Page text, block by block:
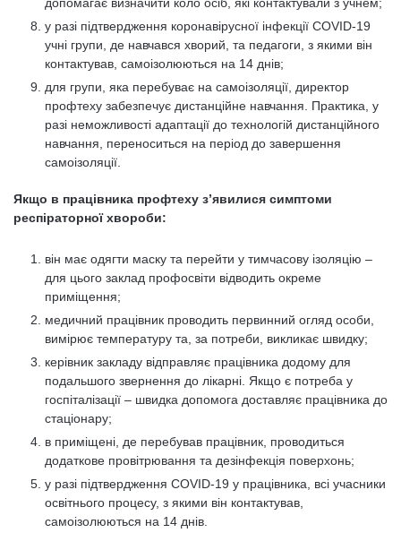
у разі підтвердження коронавірусної інфекції COVID-19
учні групи, де навчався хворий, та педагоги, з якими він
контактував, самоізолюються на 14 днів;
для групи, яка перебуває на самоізоляції, директор
профтеху забезпечує дистанційне навчання. Практика, у
разі неможливості адаптації до технологій дистанційного
навчання, переноситься на період до завершення
самоізоляції.
Якщо в працівника профтеху з’явилися симптоми
респіраторної хвороби:
він має одягти маску та перейти у тимчасову ізоляцію –
для цього заклад профосвіти відводить окреме
приміщення;
медичний працівник проводить первинний огляд особи,
вимірює температуру та, за потреби, викликає швидку;
керівник закладу відправляє працівника додому для
подальшого звернення до лікарні. Якщо є потреба у
госпіталізації – швидка допомога доставляє працівника до
стаціонару;
в приміщені, де перебував працівник, проводиться
додаткове провітрювання та дезінфекція поверхонь;
у разі підтвердження COVID-19 у працівника, всі учасники
освітнього процесу, з якими він контактував,
самоізолюються на 14 днів.